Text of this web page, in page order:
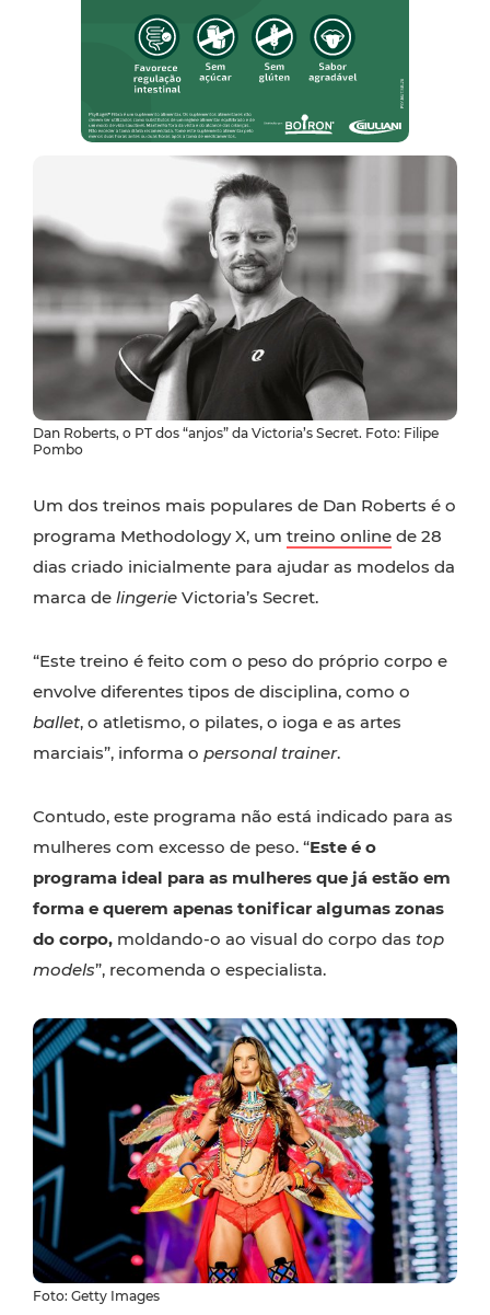
Dan Roberts, o PT dos “anjos” da Victoria’s Secret. Foto: Filipe
Pombo
Um dos treinos mais populares de Dan Roberts é o
programa Methodology X, um treino online de 28
dias criado inicialmente para ajudar as modelos da
marca de lingerie Victoria’s Secret.
“Este treino é feito com o peso do próprio corpo e
envolve diferentes tipos de disciplina, como o
ballet, o atletismo, o pilates, o ioga e as artes
marciais”, informa o personal trainer.
Contudo, este programa não está indicado para as
mulheres com excesso de peso. “Este é o
programa ideal para as mulheres que já estão em
forma e querem apenas tonificar algumas zonas
do corpo, moldando-o ao visual do corpo das top
models”, recomenda o especialista.
Foto: Getty Images